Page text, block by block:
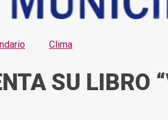
Clima
SU LIBRO